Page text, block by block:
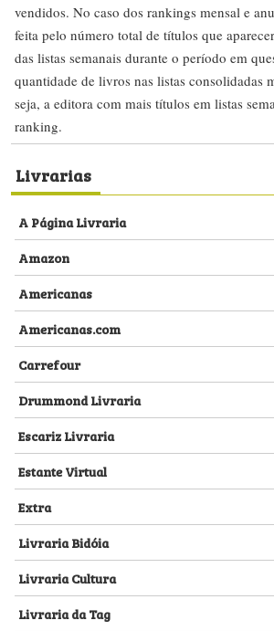
vendidos. No caso dos rankings mensal e
feita pelo número total de títulos que
das listas semanais durante o período em
quantidade de livros nas listas consolidadas
seja, a editora com mais títulos em listas
ranking.
Livrarias
A Página Livraria
Amazon
Americanas
Americanas.com
Carrefour
Drummond Livraria
Escariz Livraria
Estante Virtual
Extra
Livraria Bidóia
Livraria Cultura
Livraria da Tag